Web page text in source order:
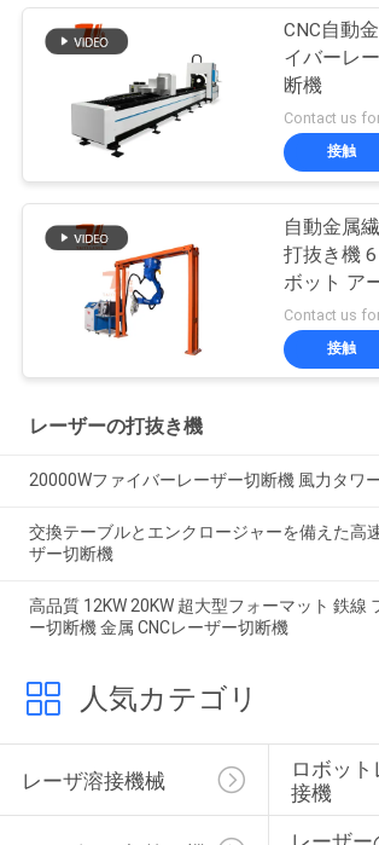
CNC自動
イバーレ
断機
接触
自動金属
打抜き機
ボット ア
接触
レーザーの打抜き機
20000Wファイバーレーザー切断機 風力タワ
交換テーブルとエンクロージャーを備えた高
ザー切断機
高品質 12KW 20KW 超大型フォーマット 鉄線
ー切断機 金属 CNCレーザー切断機
人気カテゴリ
レーザ溶接機械
ロボッ
接機